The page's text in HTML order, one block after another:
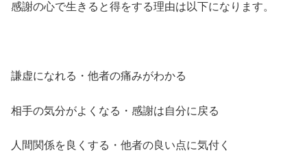
感謝の心で生きると得をする理由は以下になります。
謙虚になれる・他者の痛みがわかる
相手の気分がよくなる・感謝は自分に戻る
人間関係を良くする・他者の良い点に気付く